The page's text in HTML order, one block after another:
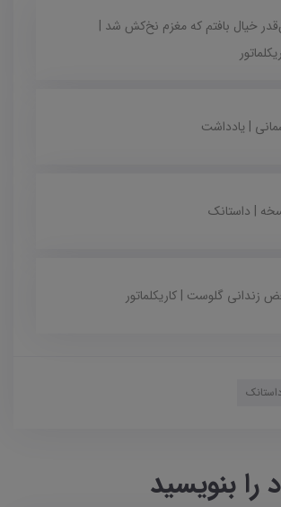
خیال بافتم که مغزم نخ‌کش شد |
| یادداشت
| داستانک
زندانی گلوست | کاریکلماتور
داستانک
را بنویسید